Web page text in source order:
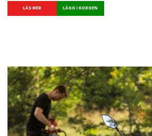
LÄS MER